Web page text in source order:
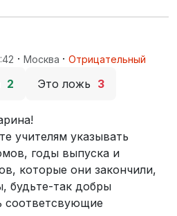
· Москва · Отрицательный
2 Это ложь 3
учителям указывать
годы выпуска и
которые они закончили,
будьте-так добры
соответсвующие